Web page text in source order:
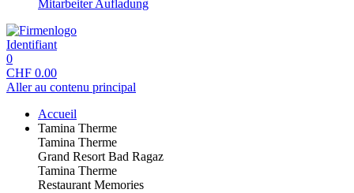
Mitarbeiter Aufladung
Identifiant
0
CHF 0.00
Aller au contenu principal
Accueil
Tamina Therme
Tamina Therme
Grand Resort Bad Ragaz
Tamina Therme
Restaurant Memories